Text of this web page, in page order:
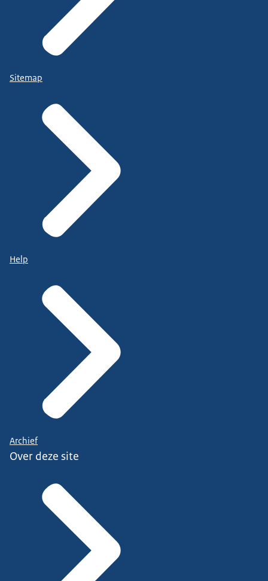
Sitemap
Help
Archief
Over deze site